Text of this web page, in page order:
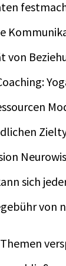
von
sich
von